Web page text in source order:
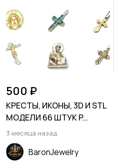
500 ₽
КРЕСТЫ, ИКОНЫ, 3D И STL
МОДЕЛИ 66 ШТУК P...
3 месяца назад
BaronJewelry